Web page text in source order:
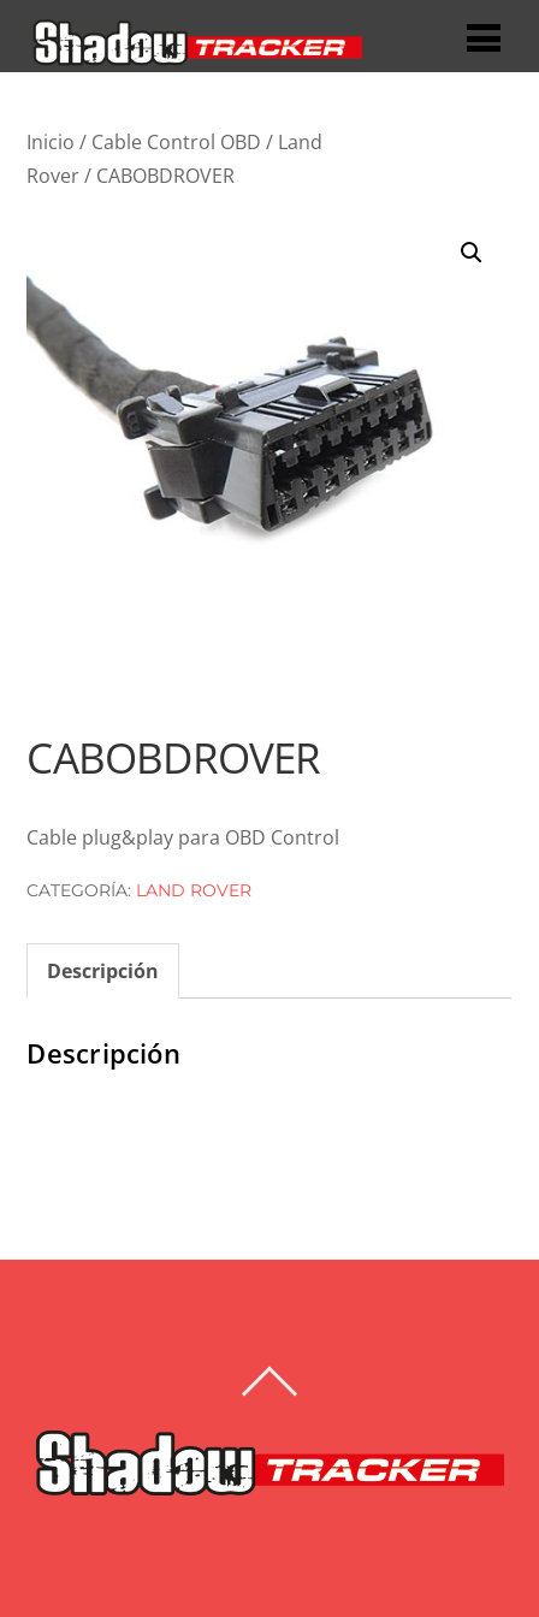
Inicio / Cable Control OBD / Land
Rover/ CABOBDROVER
CABOBDROVER
Cable plug&play para OBD Control
CATEGORÍA: LAND ROVER
Descripción
Descripción